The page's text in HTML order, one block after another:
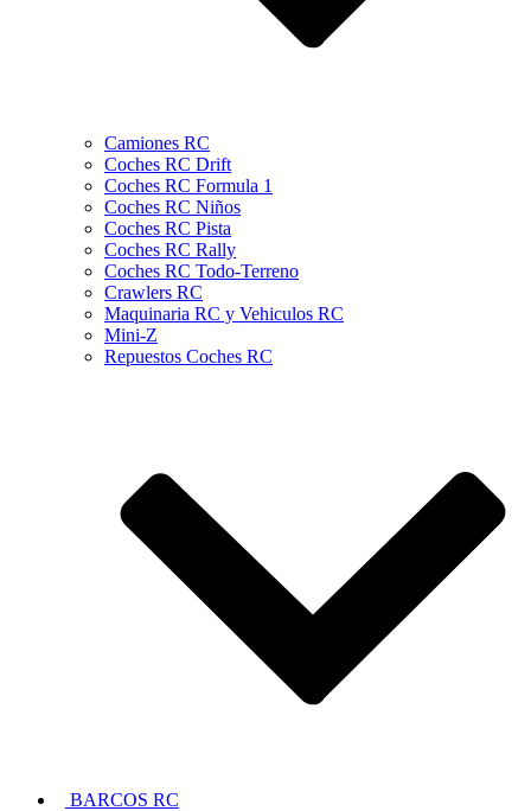
Camiones RC
Coches RC Drift
Coches RC Formula 1
Coches RC Niños
Coches RC Pista
Coches RC Rally
Coches RC Todo-Terreno
Crawlers RC
Maquinaria RC y Vehiculos RC
Mini-Z
Repuestos Coches RC
BARCOS RC